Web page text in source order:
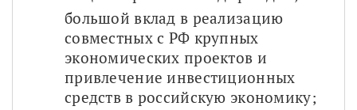
большой вклад в реализацию
совместных с РФ крупных
экономических проектов и
привлечение инвестиционных
средств в российскую экономику;